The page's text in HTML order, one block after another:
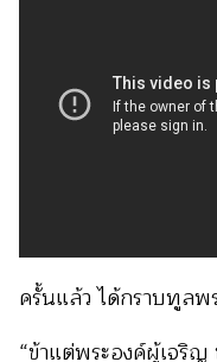
ครั้นแล้ว ได้กราบทูลพ
“ข้าแต่พระองค์ผู้เจริญ